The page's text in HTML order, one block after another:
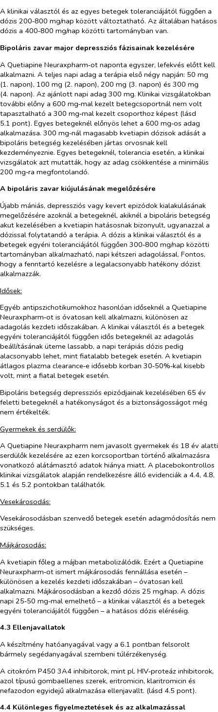
A klinikai választól és az egyes betegek toleranciájától függően a
dózis 200‑800 mg/nap között változtatható. Az általában hatásos
dózis a 400‑800 mg/nap közötti tartományban van.
Bipoláris zavar major depressziós fázisainak kezelésére
A Quetiapine Neuraxpharm‑ot naponta egyszer, lefekvés előtt kell
alkalmazni. A teljes napi adag a terápia első négy napján: 50 mg
(1. napon), 100 mg (2. napon), 200 mg (3. napon) és 300 mg
(4. napon). Az ajánlott napi adag 300 mg. Klinikai vizsgálatokban
további előny a 600 mg‑mal kezelt betegcsoportnál nem volt
tapasztalható a 300 mg‑mal kezelt csoporthoz képest (lásd
5.1 pont). Egyes betegeknél előnyös lehet a 600 mg‑os adag
alkalmazása. 300 mg‑nál magasabb kvetiapin dózisok adását a
bipoláris betegség kezelésében jártas orvosnak kell
kezdeményeznie. Egyes betegeknél, tolerancia esetén, a klinikai
vizsgálatok azt mutatták, hogy az adag csökkentése a minimális
200 mg‑ra megfontolandó.
A bipoláris zavar kiújulásának megelőzésére
Újabb mániás, depressziós vagy kevert epizódok kialakulásának
megelőzésére azoknál a betegeknél, akiknél a bipoláris betegség
akut kezelésében a kvetiapin hatásosnak bizonyult, ugyanazzal a
dózissal folytatandó a terápia. A dózis a klinikai választól és a
betegek egyéni toleranciájától függően 300‑800 mg/nap közötti
tartományban alkalmazható, napi kétszeri adagolással. Fontos,
hogy a fenntartó kezelésre a legalacsonyabb hatékony dózist
alkalmazzák.
Idősek:
Egyéb antipszichotikumokhoz hasonlóan időseknél a Quetiapine
Neuraxpharm‑ot is óvatosan kell alkalmazni, különösen az
adagolás kezdeti időszakában. A klinikai választól és a betegek
egyéni toleranciájától függően idős betegeknél az adagolás
beállításának üteme lassabb, a napi terápiás dózis pedig
alacsonyabb lehet, mint fiatalabb betegek esetén. A kvetiapin
átlagos plazma clearance‑e idősebb korban 30‑50%‑kal kisebb
volt, mint a fiatal betegek esetén.
Bipoláris betegség depressziós epizódjainak kezelésében 65 év
feletti betegeknél a hatékonyságot és a biztonságosságot még
nem értékelték.
Gyermekek és serdülők:
A Quetiapine Neuraxpharm nem javasolt gyermekek és 18 év alatti
serdülők kezelésére az ezen korcsoportban történő alkalmazásra
vonatkozó alátámasztó adatok hiánya miatt. A placebokontrollos
klinikai vizsgálatok alapján rendelkezésre álló evidenciák a 4.4, 4.8,
5.1 és 5.2 pontokban találhatók.
Vesekárosodás:
Vesekárosodásban szenvedő betegek esetén adagmódosítás nem
szükséges.
Májkárosodás:
A kvetiapin főleg a májban metabolizálódik. Ezért a Quetiapine
Neuraxpharm‑ot ismert májkárosodás fennállása esetén –
különösen a kezelés kezdeti időszakában – óvatosan kell
alkalmazni. Májkárosodásban a kezdő dózis 25 mg/nap. A dózis
napi 25‑50 mg‑mal emelhető – a klinikai választól és a betegek
egyéni toleranciájától függően – a hatásos dózis eléréséig.
4.3 Ellenjavallatok
A készítmény hatóanyagával vagy a 6.1 pontban felsorolt
bármely segédanyagával szembeni túlérzékenység.
A citokróm P450 3A4 inhibitorok, mint pl. HIV‑proteáz inhibitorok,
azol típusú gombaellenes szerek, eritromicin, klaritromicin és
nefazodon egyidejű alkalmazása ellenjavallt. (lásd 4.5 pont).
4.4 Különleges figyelmeztetések és az alkalmazással